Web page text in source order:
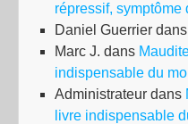
répressif,
Daniel Guerrier dans
Marc J. dans
indispensable du
Administrateur dans
livre indispensable